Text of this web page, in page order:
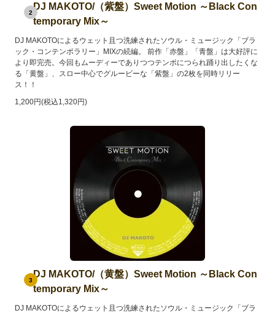
2
DJ MAKOTO/（紫盤）Sweet Motion ～Black Con
temporary Mix～
DJ MAKOTOによるウェット且つ洗練されたソウル・ミュージック「ブラ
ック・コンテンポラリー」MIXの続編。 前作「赤盤」「青盤」は大好評に
より即完売。今回もムーディーでありつつテンポにつられ踊り出したくな
る「黄盤」、スロー中心でグルービーな「紫盤」の2枚を同時リリー
ス！！
1,200円(税込1,320円)
3
DJ MAKOTO/（黄盤）Sweet Motion ～Black Con
temporary Mix～
DJ MAKOTOによるウェット且つ洗練されたソウル・ミュージック「ブラ